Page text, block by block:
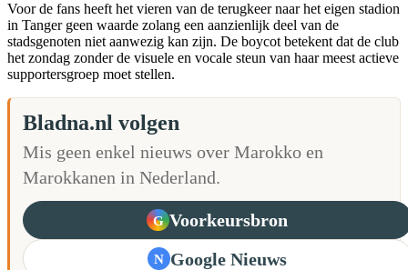
Voor de fans heeft het vieren van de terugkeer naar het eigen stadion
in Tanger geen waarde zolang een aanzienlijk deel van de
stadsgenoten niet aanwezig kan zijn. De boycot betekent dat de club
het zondag zonder de visuele en vocale steun van haar meest actieve
supportersgroep moet stellen.
Bladna.nl volgen
Mis geen enkel nieuws over Marokko en
Marokkanen in Nederland.
G Voorkeursbron
N Google Nieuws